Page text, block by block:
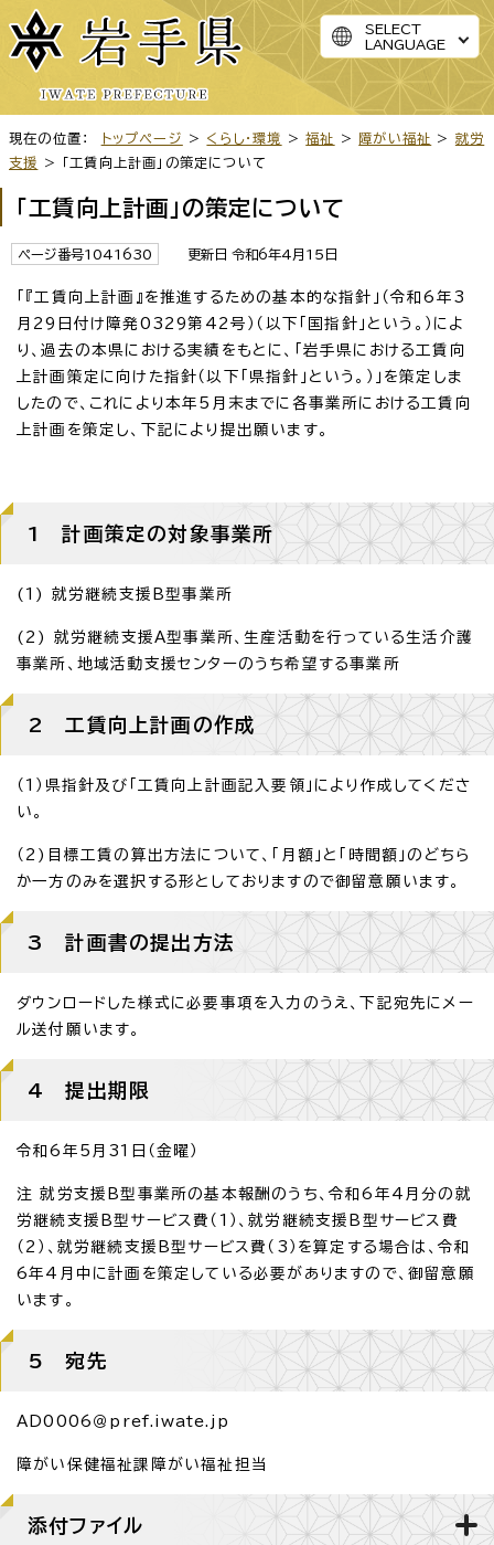
SELECT
LANGUAGE
現在の位置： トップページ > くらし・環境 >福祉 > 障がい福祉 > 就労
支援
> 「工賃向上計画」の策定について
「工賃向上計画」の策定について
ページ番号1041630 更新日 令和6年4月15日
「『工賃向上計画』を推進するための基本的な指針」（令和6年3
月29日付け障発0329第42号）（以下「国指針」という。）によ
り、過去の本県における実績をもとに、「岩手県における工賃向
上計画策定に向けた指針（以下「県指針」という。）」を策定しま
したので、これにより本年5月末までに各事業所における工賃向
上計画を策定し、下記により提出願います。
1 計画策定の対象事業所
(1) 就労継続支援B型事業所
(2) 就労継続支援A型事業所、生産活動を行っている生活介護
事業所、地域活動支援センターのうち希望する事業所
2 工賃向上計画の作成
（1）県指針及び「工賃向上計画記入要領」により作成してくださ
い。
（2)目標工賃の算出方法について、「月額」と「時間額」のどちら
か一方のみを選択する形としておりますので御留意願います。
3 計画書の提出方法
ダウンロードした様式に必要事項を入力のうえ、下記宛先にメー
ル送付願います。
4 提出期限
令和6年5月31日（金曜）
注 就労支援B型事業所の基本報酬のうち、令和6年4月分の就
労継続支援B型サービス費（1）、就労継続支援B型サービス費
（2）、就労継続支援B型サービス費（3）を算定する場合は、令和
6年4月中に計画を策定している必要がありますので、御留意願
います。
5 宛先
AD0006＠pref.iwate.jp
障がい保健福祉課障がい福祉担当
添付ファイル